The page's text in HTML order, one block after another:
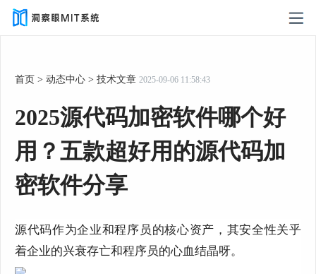
首页 > 动态中心 > 技术文章 2025-09-06 11:58:43
2025源代码加密软件哪个好
用？五款超好用的源代码加
密软件分享
源代码作为企业和程序员的核心资产，其安全性关乎
着企业的兴衰存亡和程序员的心血结晶呀。